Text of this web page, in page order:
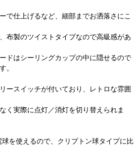
で仕上げるなど、細部までお洒落さにこ
布製のツイストタイプなので高級感があ
ドはシーリングカップの中に隠せるので
。
ースイッチが付いており、レトロな雰囲
く実際に点灯／消灯を切り替えられま
を使えるので、クリプトン球タイプに比